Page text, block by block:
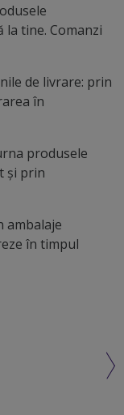
tine. Comanzi
de livrare: prin
în
produsele
și prin
ambalaje
în timpul